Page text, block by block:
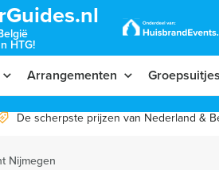
HTG!
Arrangementen Groepsuitjes
De scherpste prijzen van Nederland &
Nijmegen